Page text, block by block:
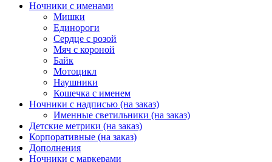
Ночники с именами
Мишки
Единороги
Сердце с розой
Мяч с короной
Байк
Мотоцикл
Наушники
Кошечка с именем
Ночники с надписью (на заказ)
Именные светильники (на заказ)
Детские метрики (на заказ)
Корпоративные (на заказ)
Дополнения
Ночники с маркерами